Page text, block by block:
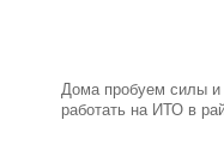
Дома пробуем силы и
работать на ИТО в